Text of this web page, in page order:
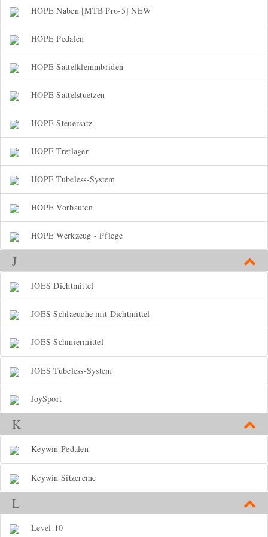
HOPE Naben [MTB Pro-5] NEW
HOPE Pedalen
HOPE Sattelklemmbriden
HOPE Sattelstuetzen
HOPE Steuersatz
HOPE Tretlager
HOPE Tubeless-System
HOPE Vorbauten
HOPE Werkzeug - Pflege
J
JOES Dichtmittel
JOES Schlaeuche mit Dichtmittel
JOES Schmiermittel
JOES Tubeless-System
JoySport
K
Keywin Pedalen
Keywin Sitzcreme
L
Level-10